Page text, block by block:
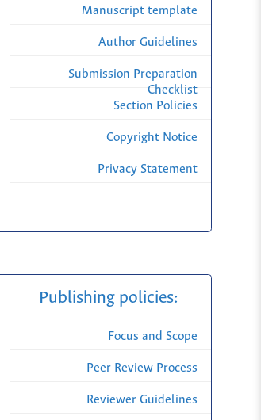
Manuscript template
Author Guidelines
Submission Preparation
Checklist
Section Policies
Copyright Notice
Privacy Statement
Publishing policies:
Focus and Scope
Peer Review Process
Reviewer Guidelines